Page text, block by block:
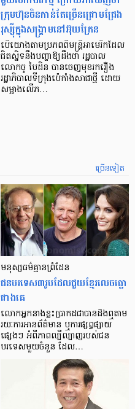
ក្រុមហ៊ុនចិនកាន់តែច្រើនជ្រោមជ្រែង
រុស្ស៊ីក្នុងសង្គ្រាមនៅអ៊ុយក្រែន
បើយោងតាមប្រភពពីមន្ត្រីអាមេរិកដែល
ជិតស្និទនឹងបញ្ហាឱ្យដឹងថា រដ្ឋបាល
លោកចូ បៃដិន បានចេញមុខរករឿង
រដ្ឋាភិបាលទីក្រុងប៉េកាំងសាជាថ្មី ដោយ
សម្អាងលើភ…
ច្រើនទៀត
មនុស្ស​ធម៌​គ្មាន​ព្រំដែន
ជន​បរទេស​៣​រូប​ដែល​ជួយ​ខ្មែរ​លេច​ធ្លោ​
ជាង​គេ
លោកអ្នក​នាង​ខ្លះ​ប្រាកដ​ជា​បាន​​ដឹង​ឮ​តាម​
រយៈ​ការ​អាន​ព័ត៌មាន ឬ​ការ​ផ្សព្វផ្សាយ​
ផ្សេងៗ អំពី​ភាព​ល្បីល្បាញ​របស់​ជន​
បរទេស​មួយ​ចំនួន ដែល…